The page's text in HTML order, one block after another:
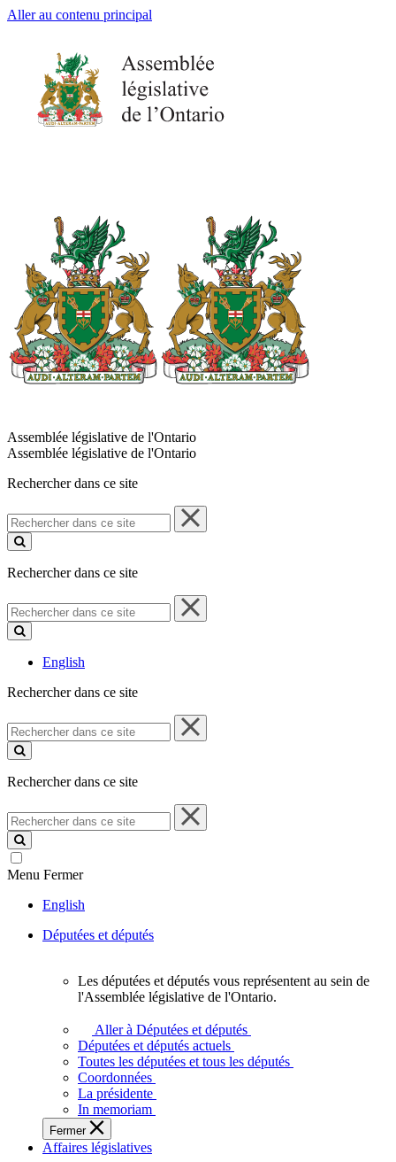
Aller au contenu principal
Assemblée législative de l'Ontario
Assemblée législative de l'Ontario
Rechercher dans ce site
Rechercher
dans
ce
Rechercher dans ce site
Rechercher
dans
ce
English
Rechercher dans ce site
Rechercher
dans
ce
Rechercher dans ce site
Rechercher
dans
ce
site
Menu Fermer
English
Députées et députés
députés
vous
représentent
sein
de
l'Assemblée
législative
Les députées et députés vous représentent au sein de
l'Assemblée législative de l'Ontario.
Aller à Députées et députés
Députées et députés actuels
Toutes les députées et tous les députés
Coordonnées
La présidente
In memoriam
Fermer
Affaires législatives